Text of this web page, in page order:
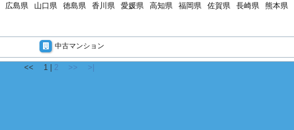
広島県 山口県 徳島県 香川県 愛媛県 高知県 福岡県 佐賀県 長崎県 熊本県
中古マンション
<< 1 2 >>
>|